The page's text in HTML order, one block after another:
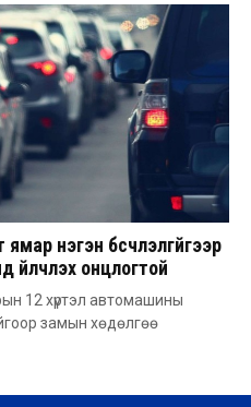
нэгэн бүсчлэлгүйгээр
үйлчлэх онцлогтой
12 хүртэл автомашины
замын хөдөлгөө